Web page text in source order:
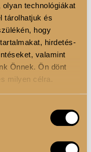
technológiákat
tárolhatjuk és
hogy
hirdetés-
valamint
Önnek. Ön dönt
milyen célra.
elhelyezkedéséről
annak konkrét
- 300g -
mg kollagén
gyümölcsös